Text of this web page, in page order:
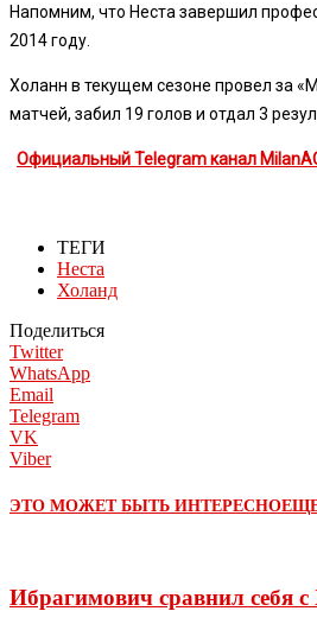
Напомним, что Неста завершил
2014 году.
Холанн в текущем сезоне провел за
матчей, забил 19 голов и отдал 3
Официальный Telegram канал
ТЕГИ
Неста
Холанд
Поделиться
Twitter
WhatsApp
Email
Telegram
VK
Viber
ЭТО МОЖЕТ БЫТЬ ИНТЕРЕСНО
Ибрагимович сравнил себя